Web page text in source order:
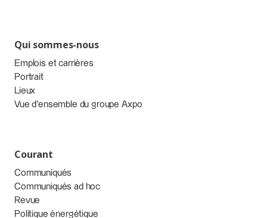
Qui sommes-nous
Emplois et carrières
Portrait
Lieux
Vue d’ensemble du groupe Axpo
Courant
Communiqués
Communiqués ad hoc
Revue
Politique énergétique